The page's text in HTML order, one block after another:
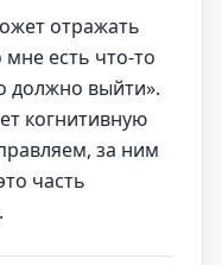
отражать
есть что-то
должно выйти».
когнитивную
за ним
часть